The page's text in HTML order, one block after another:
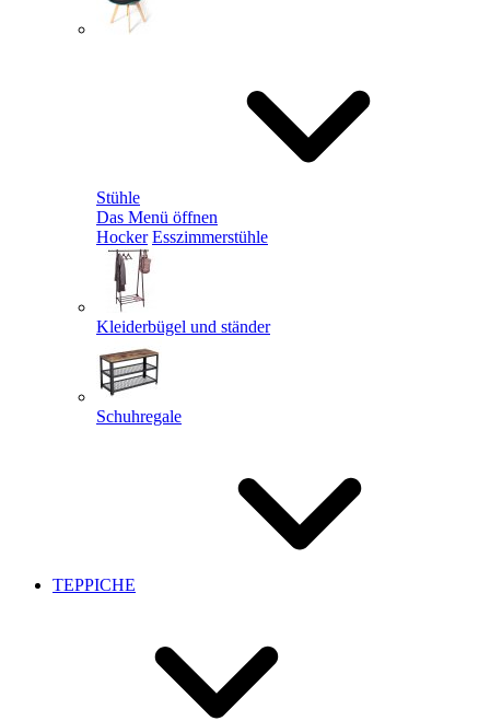
Stühle
Das Menü öffnen
Hocker Esszimmerstühle
Kleiderbügel und ständer
Schuhregale
TEPPICHE